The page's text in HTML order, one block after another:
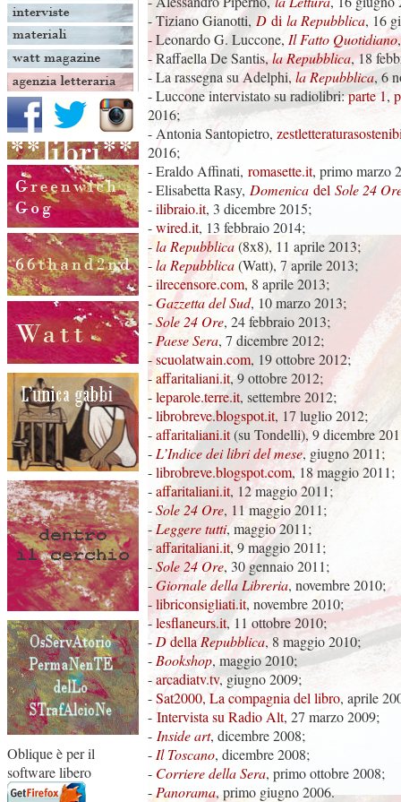
Oblique è per il
software libero
- Tiziano Gianotti, D di la Repubblica, 16
- Leonardo G. Luccone, Il Fatto Quotidiano
- Raffaella De Santis,la Repubblica, 18
- La rassegna su Adelphi, la Repubblica, 6
- Luccone intervistato su radiolibri:parte 1,
2016;
- Antonia Santopietro,
2016;
- Eraldo Affinati, romasette.it, primo marzo
- Elisabetta Rasy, Domenica del Sole 24
-ilibraio.it, 3 dicembre 2015;
-wired.it, 13 febbraio 2014;
-la Repubblica(8x8), 11 aprile 2013;
-la Repubblica(Watt), 7 aprile 2013;
-ilrecensore.com, 8 aprile 2013;
-Gazzetta del Sud, 10 marzo 2013;
-Sole 24 Ore, 24 febbraio 2013;
- Paese Sera, 7 dicembre 2012;
-scuolatwain.com, 19 ottobre 2012;
-affaritaliani.it, 9 ottobre 2012;
-leparole.terre.it, settembre 2012;
-librobreve.blogspot.it, 17 luglio 2012;
-affaritaliani.it(su Tondelli), 9 dicembre
- L’Indice dei libri del mese, giugno 2011;
-librobreve.blogspot.com, 18 maggio 2011;
-affaritaliani.it, 12 maggio 2011;
-Sole 24 Ore, 11 maggio 2011;
- Leggere tutti, maggio 2011;
-affaritaliani.it, 9 maggio 2011;
-Sole 24 Ore, 30 gennaio 2011;
-Giornale della Libreria, novembre 2010;
-libriconsigliati.it, novembre 2010;
-lesflaneurs.it, 11 ottobre 2010;
- DdellaRepubblica, 8 maggio 2010;
- Bookshop, maggio 2010;
-arcadiatv.tv, giugno 2009;
-Sat2000, La compagnia del libro, aprile
- Intervista su Radio Alt, 27 marzo 2009;
- Inside art, dicembre 2008;
- Il Toscano, dicembre 2008;
- Corriere della Sera, primo ottobre 2008;
-Panorama, primo giugno 2006.